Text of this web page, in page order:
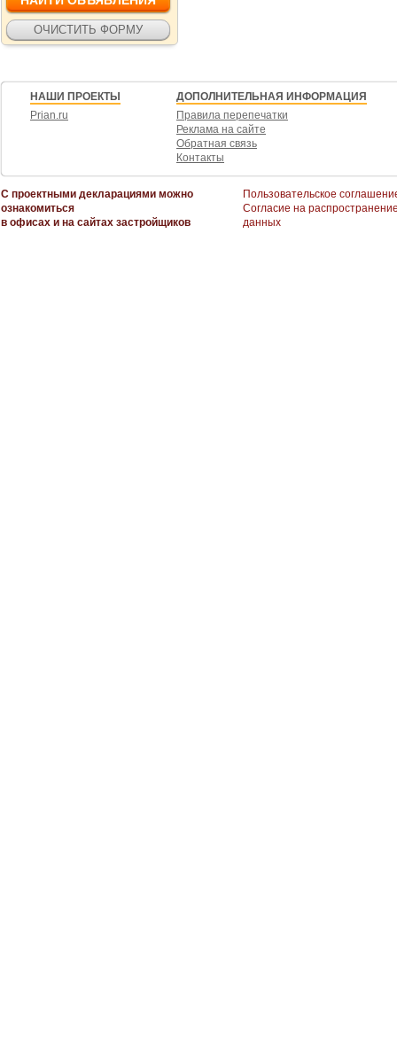
НАШИ ПРОЕКТЫ
Prian.ru
ДОПОЛНИТЕЛЬНАЯ ИНФОРМАЦИЯ
Правила перепечатки
Реклама на сайте
Обратная связь
Контакты
С проектными декларациями можно
ознакомиться
в офисах и на сайтах застройщиков
Пользовательское
Согласие на
данных